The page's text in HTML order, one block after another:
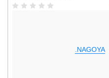
.NAGOYA